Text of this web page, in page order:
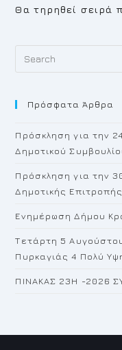
Θα τηρηθεί σειρά
Πρόσφατα Άρθρα
Πρόσκληση για την
Δημοτικού
Πρόσκληση για την
Δημοτικής Επιτροπής
Ενημέρωση Δήμου
Τετάρτη 5
Πυρκαγιάς 4 Πολύ
ΠΙΝΑΚΑΣ 23H -2026